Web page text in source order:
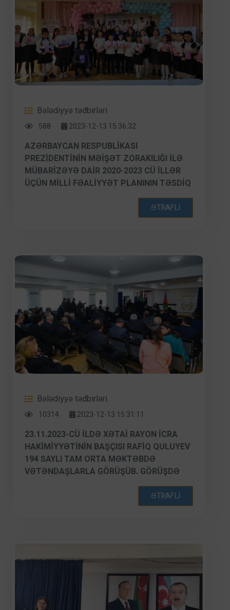
MÖVZULARINDA MAARIFLƏNDIRICI
TƏDBIR KEÇIRILMIŞDIR.
Bələdiyyə tədbirləri
588 2023-12-13 15:36:32
AZƏRBAYCAN RESPUBLIKASI
PREZIDENTININ MƏIŞƏT ZORAKILIĞI ILƏ
MÜBARIZƏYƏ DAIR 2020-2023 CÜ ILLƏR
ÜÇÜN MILLI FƏALIYYƏT PLANININ TƏSDIQ
EDILMƏSI HAQQINDA PLANA ƏSASƏN 01
DEKABR 2023-CÜ TARIXDƏ XƏTAI RAYON
İCRA HAKIMIYYƏTI, XƏTAI RAYON
MƏKTƏBIN TƏŞKILATÇILIGI ILƏ “GENDER
BƏRABƏRLIYI” VƏ “ERKƏN NIKAHA DAXIL
OLMAĞA TƏLƏSMƏ” MÖVZULARINDA
MAARIFLƏNDIRICI TƏDBIR KEÇIRILMIŞDIR.
ƏTRAFLI
Bələdiyyə tədbirləri
10314 2023-12-13 15:31:11
23.11.2023-CÜ ILDƏ XƏTAI RAYON İCRA
HAKIMIYYƏTININ BAŞÇISI RAFIQ QULUYEV
194 SAYLI TAM ORTA MƏKTƏBDƏ
VƏTƏNDAŞLARLA GÖRÜŞÜB. GÖRÜŞDƏ
XƏTAI RAYON PROKURORU SƏRDAR
İMANOV, YAP XƏTAI RAYON TƏŞKILATININ
SƏDRI VÜQAR RƏHIMZADƏ, RAYON
BƏLƏDIYYƏ SƏDRLƏRI, MƏNZIL
KOMMUNAL TƏSƏRRÜFATI BIRLIYININ
NÜMAYƏNDƏLƏRI VƏ HABELƏ XIDMƏT
SAHƏLƏRININ RƏHBƏRLƏRI IŞTIRAK
EDIBLƏR.
ƏTRAFLI